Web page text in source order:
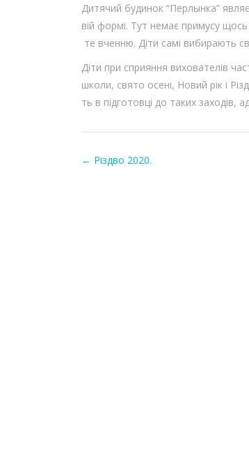
Дитячий будинок “Перлынка”
вій формі. Тут немає примусу
те вченню. Діти самі вибирають
Діти при сприяння вихователів
школи, свято осені, Новий рік і
ть в підготовці до таких заходів,
← Різдво 2020.